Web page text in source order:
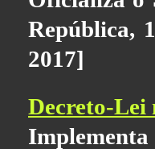
República,
2017]
Decreto-Lei